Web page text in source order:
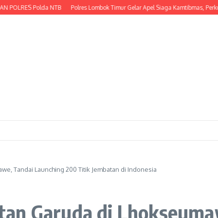
Polda NTB Polres Lombok Timur Gelar Apel Siaga Kamtibmas, Perkuat
Tandai Launching 200 Titik Jembatan di Indonesia
Garuda di